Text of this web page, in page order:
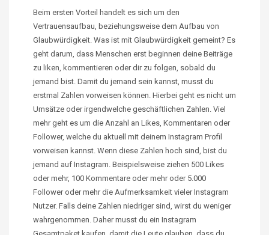
Beim ersten Vorteil handelt es sich um den
Vertrauensaufbau, beziehungsweise dem Aufbau von
Glaubwürdigkeit. Was ist mit Glaubwürdigkeit gemeint? Es
geht darum, dass Menschen erst beginnen deine Beiträge
zu liken, kommentieren oder dir zu folgen, sobald du
jemand bist. Damit du jemand sein kannst, musst du
erstmal Zahlen vorweisen können. Hierbei geht es nicht um
Umsätze oder irgendwelche geschäftlichen Zahlen. Viel
mehr geht es um die Anzahl an Likes, Kommentaren oder
Follower, welche du aktuell mit deinem Instagram Profil
vorweisen kannst. Wenn diese Zahlen hoch sind, bist du
jemand auf Instagram. Beispielsweise ziehen 500 Likes
oder mehr, 100 Kommentare oder mehr oder 5.000
Follower oder mehr die Aufmerksamkeit vieler Instagram
Nutzer. Falls deine Zahlen niedriger sind, wirst du weniger
wahrgenommen. Daher musst du ein Instagram